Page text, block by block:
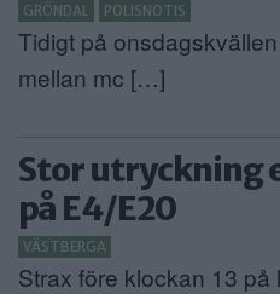
GRÖNDAL POLISNOTIS
Tidigt på
mellan mc […]
Stor utryckning
på E4/E20
VÄSTBERGA
Strax före klockan 13